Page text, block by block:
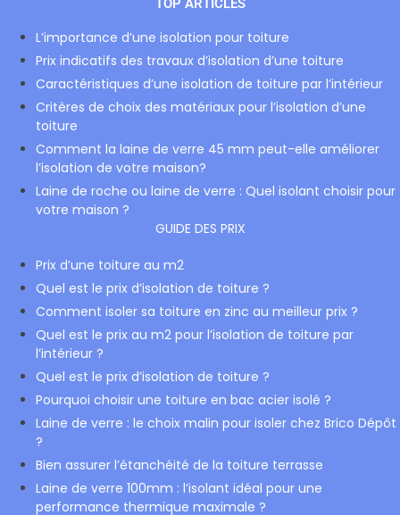
TOP ARTICLES
L’importance d’une isolation pour toiture
Prix indicatifs des travaux d’isolation d’une toiture
Caractéristiques d’une isolation de toiture par l’intérieur
Critères de choix des matériaux pour l’isolation d’une
toiture
Comment la laine de verre 45 mm peut-elle améliorer
l’isolation de votre maison?
Laine de roche ou laine de verre : Quel isolant choisir pour
votre maison ?
GUIDE DES PRIX
Prix d’une toiture au m2
Quel est le prix d’isolation de toiture ?
Comment isoler sa toiture en zinc au meilleur prix ?
Quel est le prix au m2 pour l’isolation de toiture par
l’intérieur ?
Quel est le prix d’isolation de toiture ?
Pourquoi choisir une toiture en bac acier isolé ?
Laine de verre : le choix malin pour isoler chez Brico Dépôt
?
Bien assurer l’étanchéité de la toiture terrasse
Laine de verre 100mm : l’isolant idéal pour une
performance thermique maximale ?